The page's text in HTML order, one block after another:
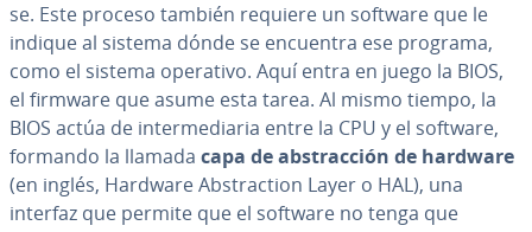
se. Este proceso también requiere un software que le
indique al sistema dónde se encuentra ese programa,
como el sistema operativo. Aquí entra en juego la BIOS,
el firmware que asume esta tarea. Al mismo tiempo, la
BIOS actúa de in­te­r­me­dia­ria entre la CPU y el software,
formando la llamada capa de ab­s­tra­c­ción de hardware
(en inglés, Hardware Ab­s­tra­c­tion Layer o HAL), una
interfaz que permite que el software no tenga que